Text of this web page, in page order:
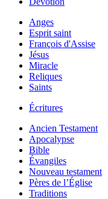
Anges
Esprit saint
François d'Assise
Jésus
Miracle
Reliques
Saints
Écritures
Ancien Testament
Apocalypse
Bible
Évangiles
Nouveau testament
Pères de l’Église
Traditions